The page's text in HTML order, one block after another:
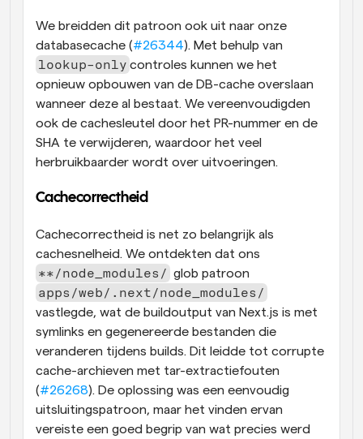
We breidden dit patroon ook uit naar onze
databasecache (#26344
lookup-only controles kunnen we het
opnieuw opbouwen van de DB-cache overslaan
wanneer deze al bestaat. We vereenvoudigden
ook de cachesleutel door het PR-nummer en de
SHA te verwijderen, waardoor het veel
herbruikbaarder wordt over uitvoeringen.
Cachecorrectheid
Cachecorrectheid is net zo belangrijk als
**/node_modules/
apps/web/.next/node_modules/
vastlegde, wat de buildoutput van Next.js is met
symlinks en gegenereerde bestanden die
veranderen tijdens builds. Dit leidde tot corrupte
cache-archieven met tar-extractiefouten
(#26268). De oplossing was een eenvoudig
uitsluitingspatroon, maar het vinden ervan
vereiste een goed begrip van wat precies werd